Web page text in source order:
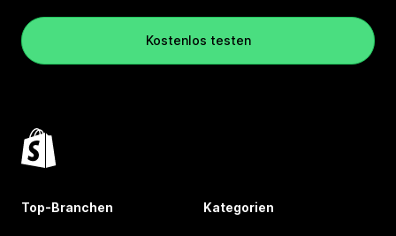
Kostenlos testen
Top-Branchen Kategorien